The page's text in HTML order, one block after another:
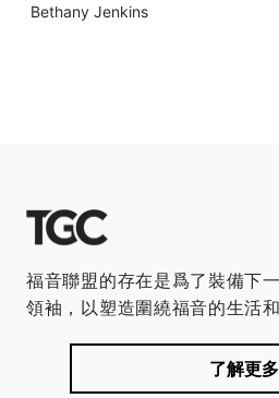
Bethany Jenkins
福音聯盟的存在是爲了裝備下
領袖，以塑造圍繞福音的生活和
了解更多